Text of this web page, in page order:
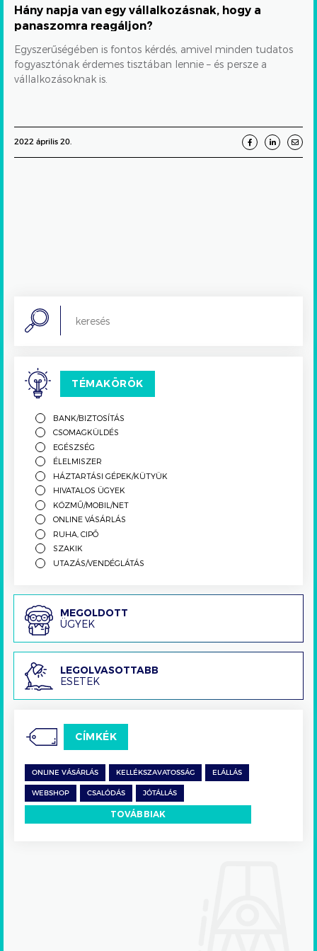
Hány napja van egy vállalkozásnak, hogy a
panaszomra reagáljon?
Egyszerűségében is fontos kérdés, amivel minden tudatos
fogyasztónak érdemes tisztában lennie – és persze a
vállalkozásoknak is.
2022 április 20.
Search
TÉMAKÖRÖK
BANK/BIZTOSÍTÁS
CSOMAGKÜLDÉS
EGÉSZSÉG
ÉLELMISZER
HÁZTARTÁSI GÉPEK/KÜTYÜK
HIVATALOS ÜGYEK
KÖZMŰ/MOBIL/NET
ONLINE VÁSÁRLÁS
RUHA, CIPŐ
SZAKIK
UTAZÁS/VENDÉGLÁTÁS
Megoldott
ügyek
MEGOLDOTT
ÜGYEK
Legolvasottabb
esetek
LEGOLVASOTTABB
ESETEK
CÍMKÉK
ONLINE VÁSÁRLÁS KELLÉKSZAVATOSSÁG ELÁLLÁS
WEBSHOP CSALÓDÁS JÓTÁLLÁS
TOVÁBBIAK